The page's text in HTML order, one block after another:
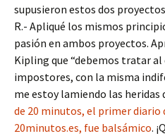
supusieron estos dos
R.- Apliqué los mismos
pasión en ambos proyectos.
Kipling que “debemos tratar
impostores, con la misma
me estoy lamiendo las heridas
de 20 minutos, el primer diario
20minutos.es, fue balsámico.